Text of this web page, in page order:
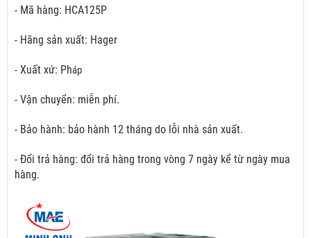
- Mã hàng: HCA125P
- Hãng sản xuất: Hager
- Xuất xứ: Pháp
- Vận chuyển: miễn phí.
- Bảo hành: bảo hành 12 tháng do lỗi nhà sản xuất.
- Đổi trả hàng: đổi trả hàng trong vòng 7 ngày kể từ ngày mua
hàng.